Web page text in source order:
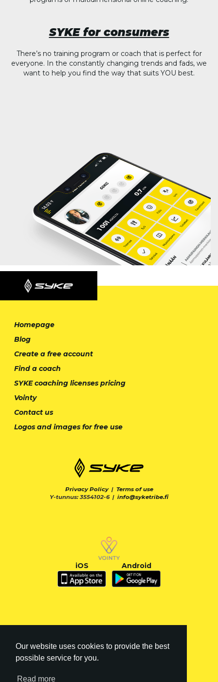
Our website uses cookies to provide the best
possible service for you.
Read more
SYKE for consumers
There’s no training program or coach that is perfect for
everyone. In the constantly changing trends and fads, we
want to help you find the way that suits YOU best.
Homepage
Blog
Create a free account
Find a coach
SYKE coaching licenses pricing
Vointy
Contact us
Logos and images for free use
Privacy Policy| Terms of use
Y-tunnus: 3554102-6 | info@syketribe.fi
iOS Android